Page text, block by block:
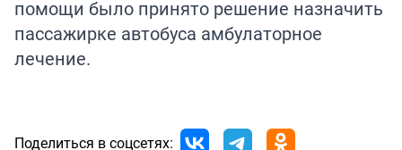
помощи было принято решение назначить
пассажирке автобуса амбулаторное
лечение.
Поделиться в соцсетях: